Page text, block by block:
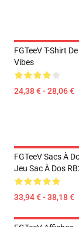
FGTeeV T-Shirt
Vibes
24,38 € - 28,06 €
FGTeeV Sacs À
Jeu Sac À Dos
33,94 € - 38,18 €